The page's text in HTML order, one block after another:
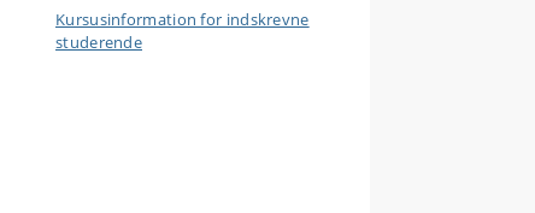
Kursusinformation for indskrevne
studerende